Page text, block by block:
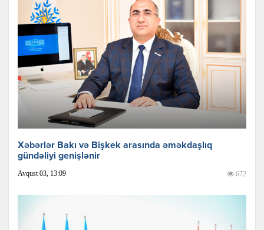
Xəbərlər Bakı və Bişkek arasında əməkdaşlıq
gündəliyi genişlənir
Avqust 03, 13:09 672